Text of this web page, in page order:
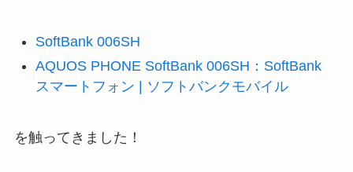
SoftBank 006SH
AQUOS PHONE SoftBank 006SH：SoftBank
スマートフォン | ソフトバンクモバイル
を触ってきました！